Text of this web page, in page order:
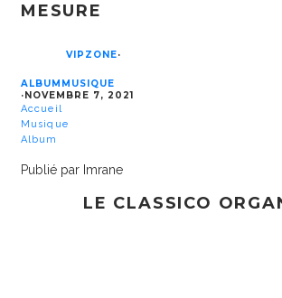
MESURE
VIPZONE·
ALBUM MUSIQUE
·NOVEMBRE 7, 2021
Accueil
Musique
Album
Publié par Imrane
LE CLASSICO